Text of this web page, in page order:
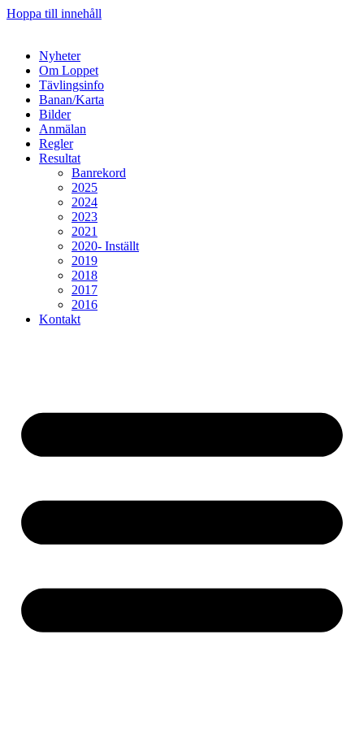
Hoppa till innehåll
Nyheter
Om Loppet
Tävlingsinfo
Banan/Karta
Bilder
Anmälan
Regler
Resultat
Banrekord
2025
2024
2023
2021
2020- Inställt
2019
2018
2017
2016
Kontakt